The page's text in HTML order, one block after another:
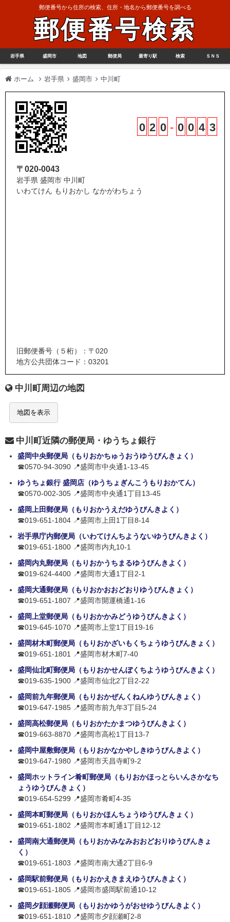
郵便番号から住所の検索、住所・地名から郵便番号を調べる
郵便番号検索
岩手県 盛岡市 地図 郵便局 最寄り駅 検索 ＳＮＳ
ホーム 岩手県 盛岡市 中川町
0 2 0 - 0 0 4 3
〒020-0043
岩手県 盛岡市 中川町
いわてけん もりおかし なかがわちょう
旧郵便番号（５桁）：〒020
地方公共団体コード：03201
中川町周辺の地図
地図を表示
中川町近隣の郵便局・ゆうちょ銀行
盛岡中央郵便局（もりおかちゅうおうゆうびんきょく）
☎0570-94-3090 📍盛岡市中央通1-13-45
ゆうちょ銀行 盛岡店（ゆうちょぎんこうもりおかてん）
☎0570-002-305 📍盛岡市中央通1丁目13-45
盛岡上田郵便局（もりおかうえだゆうびんきよく）
☎019-651-1804 📍盛岡市上田1丁目8-14
岩手県庁内郵便局（いわてけんちようないゆうびんきよく）
☎019-651-1800 📍盛岡市内丸10-1
盛岡内丸郵便局（もりおかうちまるゆうびんきよく）
☎019-624-4400 📍盛岡市大通1丁目2-1
盛岡大通郵便局（もりおかおおどおりゆうびんきょく）
☎019-651-1807 📍盛岡市開運橋通1-16
盛岡上堂郵便局（もりおかかみどうゆうびんきよく）
☎019-645-1070 📍盛岡市上堂1丁目19-16
盛岡材木町郵便局（もりおかざいもくちょうゆうびんきょく）
☎019-651-1801 📍盛岡市材木町7-40
盛岡仙北町郵便局（もりおかせんぼくちようゆうびんきよく）
☎019-635-1900 📍盛岡市仙北2丁目2-22
盛岡前九年郵便局（もりおかぜんくねんゆうびんきょく）
☎019-647-1985 📍盛岡市前九年3丁目5-24
盛岡高松郵便局（もりおかたかまつゆうびんきよく）
☎019-663-8870 📍盛岡市高松1丁目13-7
盛岡中屋敷郵便局（もりおかなかやしきゆうびんきよく）
☎019-647-1980 📍盛岡市天昌寺町9-2
盛岡ホットライン肴町郵便局（もりおかほっとらいんさかなち
ょうゆうびんきょく）
☎019-654-5299 📍盛岡市肴町4-35
盛岡本町郵便局（もりおかほんちょうゆうびんきょく）
☎019-651-1802 📍盛岡市本町通1丁目12-12
盛岡南大通郵便局（もりおかみなみおおどおりゆうびんきょ
く）
☎019-651-1803 📍盛岡市南大通2丁目6-9
盛岡駅前郵便局（もりおかえきまえゆうびんきよく）
☎019-651-1805 📍盛岡市盛岡駅前通10-12
盛岡夕顔瀬郵便局（もりおかゆうがおせゆうびんきよく）
☎019-651-1810 📍盛岡市夕顔瀬町2-8